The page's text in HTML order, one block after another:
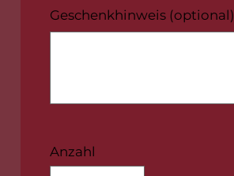
Geschenkhinweis (optional)
Anzahl